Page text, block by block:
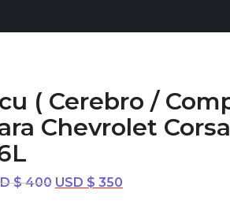
( Cerebro /
Chevrolet
$400 El
USD $ 350